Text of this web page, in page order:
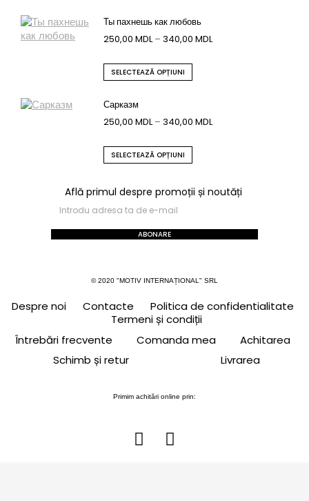
Ты пахнешь как любовь
250,00 MDL – 340,00 MDL
SELECTEAZĂ OPȚIUNI
Сарказм
250,00 MDL – 340,00 MDL
SELECTEAZĂ OPȚIUNI
Află primul despre promoții și noutăți
ABONARE
© 2020 "MOTIV INTERNAȚIONAL" SRL
Despre noi Contacte
Politica de confidentialitate
Termeni și condiții
Întrebări frecvente
Comanda mea
Achitarea
Schimb și retur
Livrarea
Primim achitări online prin: